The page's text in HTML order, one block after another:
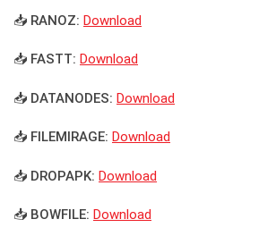
📥 RANOZ: Download
📥 FASTT: Download
📥 DATANODES: Download
📥 FILEMIRAGE: Download
📥 DROPAPK: Download
📥 BOWFILE: Download